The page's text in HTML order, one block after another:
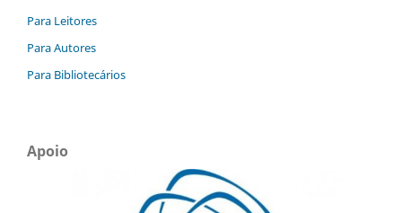
Para Leitores
Para Autores
Para Bibliotecários
Apoio